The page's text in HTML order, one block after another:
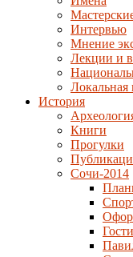
Интервью
Мнение
Лекции и
Локальная
История
Книги
Прогулки
Сочи-2014